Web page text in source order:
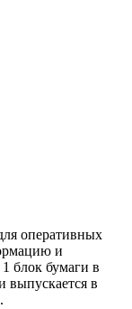
оперативных
и
блок бумаги в
выпускается в